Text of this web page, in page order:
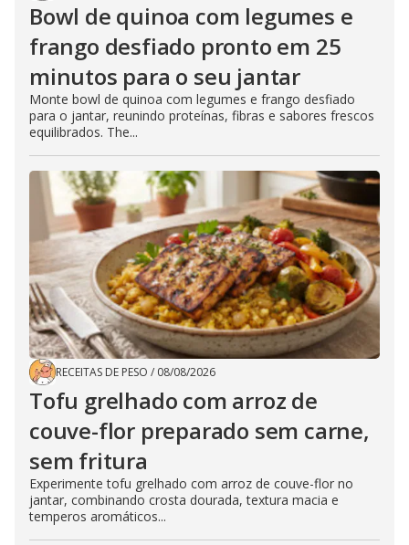
Bowl de quinoa com legumes e
frango desfiado pronto em 25
minutos para o seu jantar
Monte bowl de quinoa com legumes e frango desfiado
para o jantar, reunindo proteínas, fibras e sabores frescos
equilibrados. The...
RECEITAS DE PESO / 08/08/2026
Tofu grelhado com arroz de
couve-flor preparado sem carne,
sem fritura
Experimente tofu grelhado com arroz de couve-flor no
jantar, combinando crosta dourada, textura macia e
temperos aromáticos...